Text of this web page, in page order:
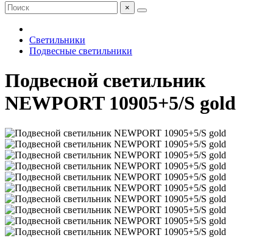
×
Светильники
Подвесные светильники
Подвесной светильник
NEWPORT 10905+5/S gold